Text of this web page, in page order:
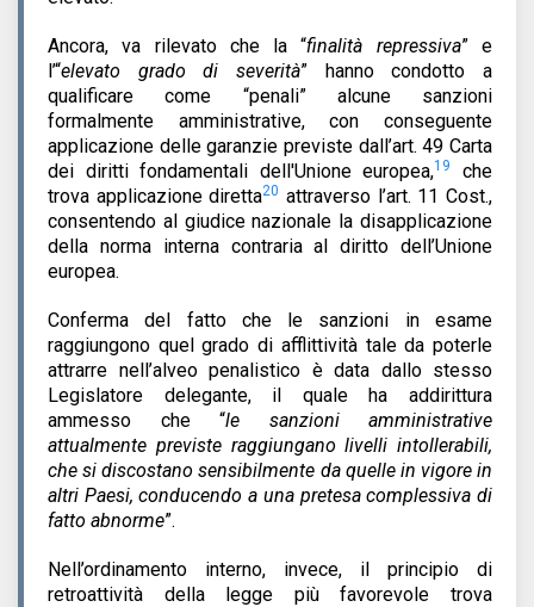
Ancora, va rilevato che la “finalità repressiva” e
l’“elevato grado di severità” hanno condotto a
qualificare come “penali” alcune sanzioni
formalmente amministrative, con conseguente
applicazione delle garanzie previste dall’art. 49 Carta
dei diritti fondamentali dell'Unione europea,19
che
trova applicazione diretta20 attraverso l’art. 11 Cost.,
consentendo al giudice nazionale la disapplicazione
della norma interna contraria al diritto dell’Unione
europea.
Conferma del fatto che le sanzioni in esame
raggiungono quel grado di afflittività tale da poterle
attrarre nell’alveo penalistico è data dallo stesso
Legislatore delegante, il quale ha addirittura
ammesso che “le sanzioni amministrative
attualmente previste raggiungano livelli intollerabili,
che si discostano sensibilmente da quelle in vigore in
altri Paesi, conducendo a una pretesa complessiva di
fatto abnorme”.
Nell’ordinamento interno, invece, il principio di
retroattività della legge più favorevole trova